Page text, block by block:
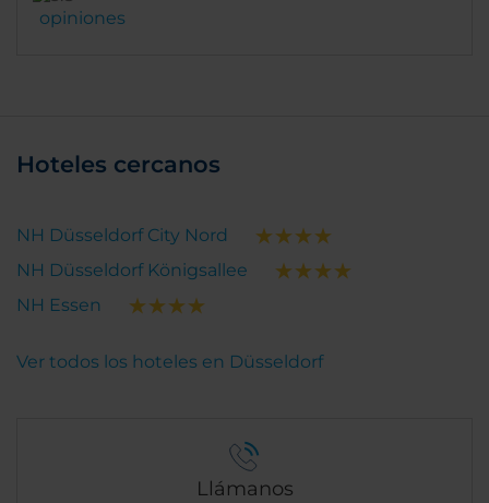
opiniones
Hoteles cercanos
NH Düsseldorf City Nord
NH Düsseldorf Königsallee
NH Essen
Ver todos los hoteles en Düsseldorf
Llámanos